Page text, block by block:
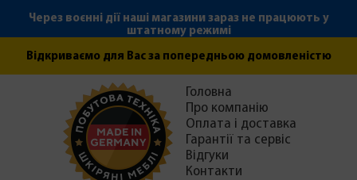
Через воєнні дії наші магазини зараз не працюють у
штатному режимі
Відкриваємо для Вас за попередньою домовленістю
Головна
Про компанію
Оплата і доставка
Гарантії та сервіс
Відгуки
Контакти